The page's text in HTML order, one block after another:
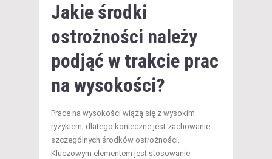
Jakie środki
ostrożności należy
podjąć w trakcie prac
na wysokości?
Prace na wysokości wiążą się z wysokim
ryzykiem, dlatego konieczne jest zachowanie
szczególnych środków ostrożności.
Kluczowym elementem jest stosowanie